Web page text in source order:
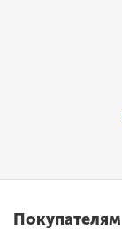
Покупателям